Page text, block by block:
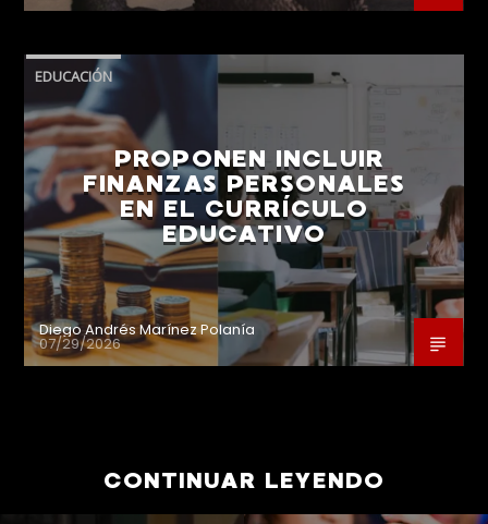
EDUCACIÓN
PROPONEN INCLUIR
FINANZAS PERSONALES
EN EL CURRÍCULO
EDUCATIVO
Diego Andrés Marínez Polanía
07/29/2026
CONTINUAR LEYENDO